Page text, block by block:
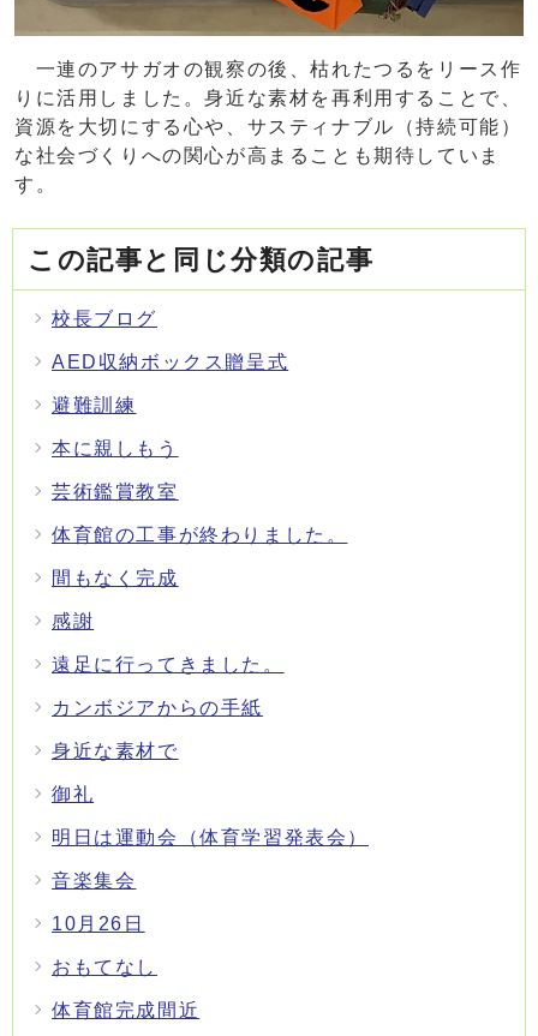
一連のアサガオの観察の後、枯れたつるをリース作
りに活用しました。身近な素材を再利用することで、
資源を大切にする心や、サスティナブル（持続可能）
な社会づくりへの関心が高まることも期待していま
す。
この記事と同じ分類の記事
校長ブログ
AED収納ボックス贈呈式
避難訓練
本に親しもう
芸術鑑賞教室
体育館の工事が終わりました。
間もなく完成
感謝
遠足に行ってきました。
カンボジアからの手紙
身近な素材で
御礼
明日は運動会（体育学習発表会）
音楽集会
10月26日
おもてなし
体育館完成間近